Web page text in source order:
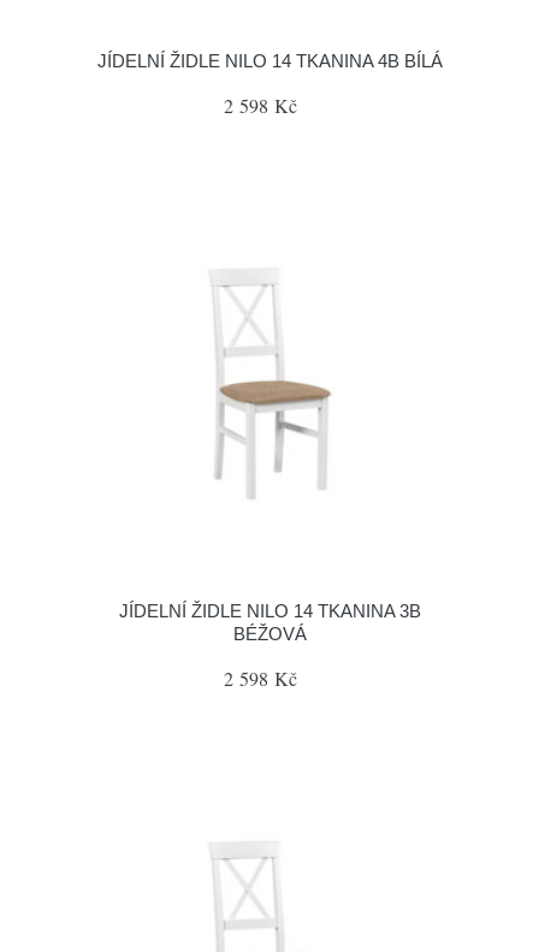
JÍDELNÍ ŽIDLE NILO 14 TKANINA 4B BÍLÁ
2 598 Kč
JÍDELNÍ ŽIDLE NILO 14 TKANINA 3B
BÉŽOVÁ
2 598 Kč